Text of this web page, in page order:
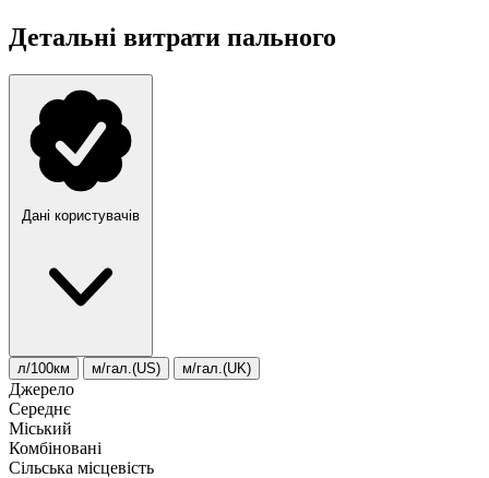
Детальні витрати пального
Дані користувачів
л/100км м/гал.(US) м/гал.(UK)
Джерело
Середнє
Міський
Комбіновані
Сільська місцевість